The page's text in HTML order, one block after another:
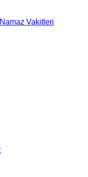
Namaz Vakitleri